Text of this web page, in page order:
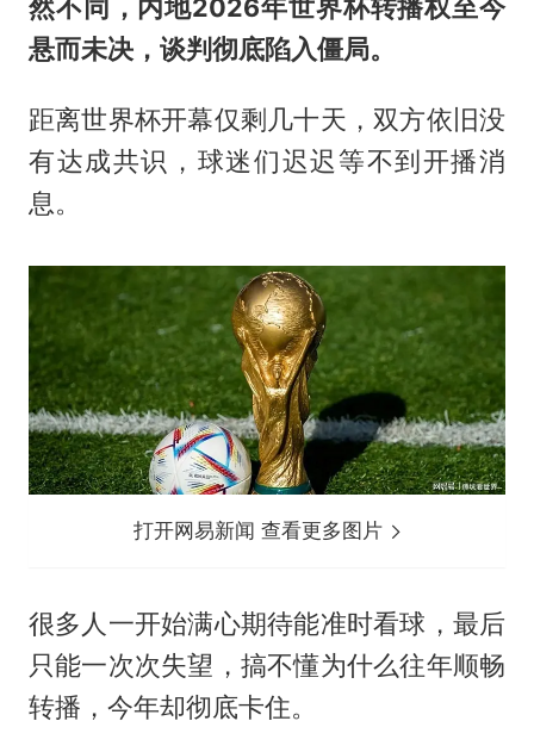
然不同，内地2026年世界杯转播权至今
悬而未决，谈判彻底陷入僵局。
距离世界杯开幕仅剩几十天，双方依旧没
有达成共识，球迷们迟迟等不到开播消
息。
打开网易新闻 查看更多图片
很多人一开始满心期待能准时看球，最后
只能一次次失望，搞不懂为什么往年顺畅
转播，今年却彻底卡住。